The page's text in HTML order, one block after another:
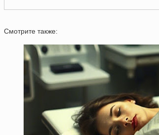
Смотрите также: